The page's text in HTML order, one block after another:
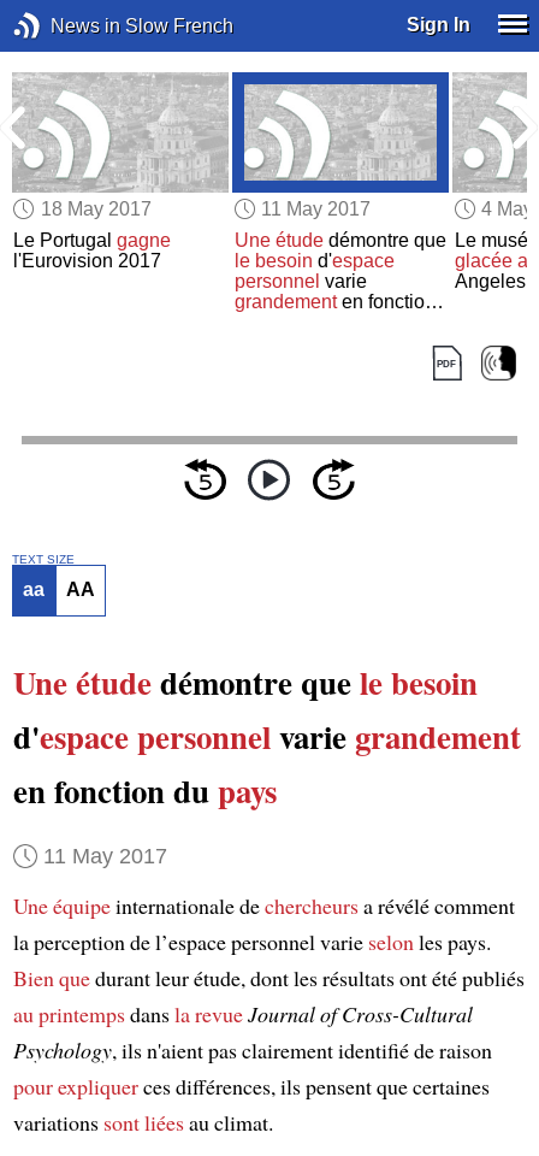
News in Slow French Sign In
18 May 2017
Le Portugalgagne
l'Eurovision 2017
11 May 2017
Une étudedémontre que
le besoin d'espace
personnel varie
grandementen fonction
4 May
Le
glacée a
Angeles
TEXT SIZE
aa AA
Une étudedémontre quele besoin
d'espace personnelvarie grandement
en fonction dupays
11 May 2017
Une équipeinternationale dechercheursa révélé comment
la perception de l’espace personnel varie selonles pays.
Bien quedurant leur étude, dont les résultats ont été publiés
au printempsdansla revueJournal of Cross-Cultural
Psychology, ils n'aient pas clairement identifié de raison
pour expliquerces différences, ils pensent que certaines
variations sont liéesau climat.